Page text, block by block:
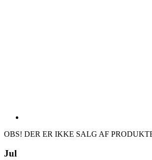
OBS! DER ER IKKE SALG AF
Jul